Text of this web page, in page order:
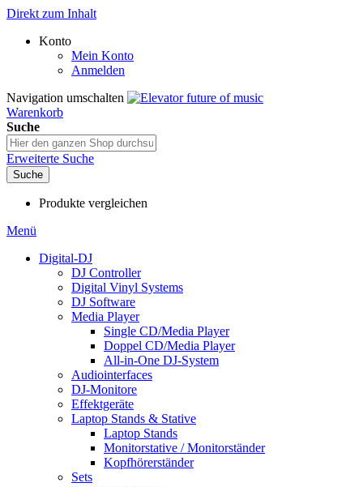
Direkt zum Inhalt
Konto
Mein Konto
Anmelden
Navigation umschalten
Warenkorb
Suche
Erweiterte Suche
Suche
Produkte vergleichen
Menü
Digital-DJ
DJ Controller
Digital Vinyl Systems
DJ Software
Media Player
Single CD/Media Player
Doppel CD/Media Player
All-in-One DJ-System
Audiointerfaces
DJ-Monitore
Effektgeräte
Laptop Stands & Stative
Laptop Stands
Monitorstative / Monitorständer
Kopfhörerständer
Sets